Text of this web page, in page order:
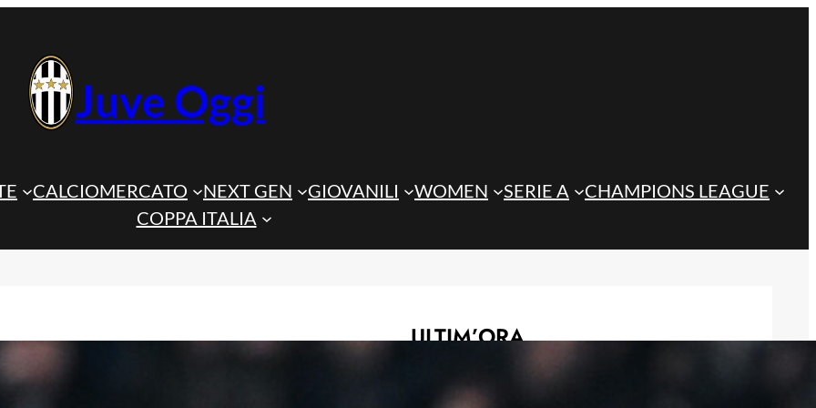
Juve Oggi
CALCIOMERCATO NEXT GEN GIOVANILI WOMEN SERIE A
CHAMPIONS LEAGUE
COPPA ITALIA
ULTIM’ORA